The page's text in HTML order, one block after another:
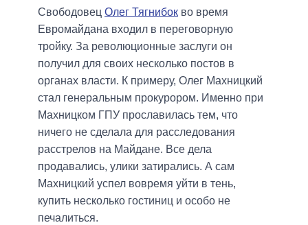
Свободовец Олег Тягнибок во время
Евромайдана входил в переговорную
тройку. За революционные заслуги он
получил для своих несколько постов в
органах власти. К примеру, Олег Махницкий
стал генеральным прокурором. Именно при
Махницком ГПУ прославилась тем, что
ничего не сделала для расследования
расстрелов на Майдане. Все дела
продавались, улики затирались. А сам
Махницкий успел вовремя уйти в тень,
купить несколько гостиниц и особо не
печалиться.